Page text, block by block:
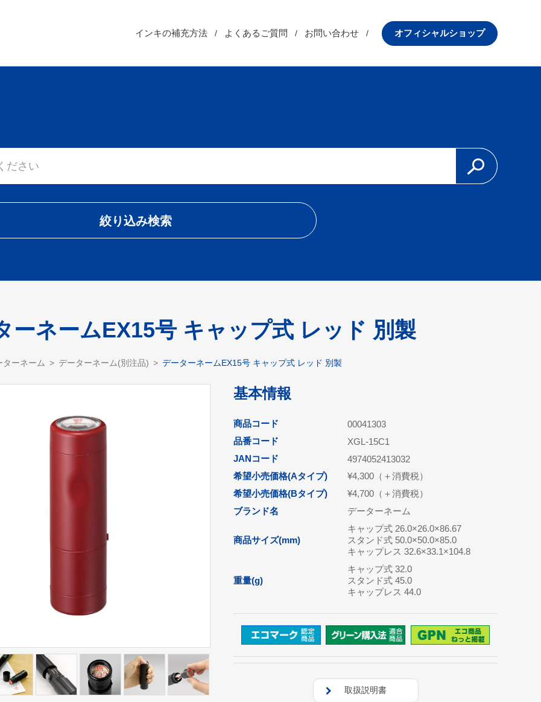
インキの補充方法 よくあるご質問 お問い合わせ オフィシャルショップ
絞り込み検索
ーネームEX15号 キャップ式 レッド 別製
ターネーム データーネーム(別注品) データーネームEX15号 キャップ式 レッド 別製
基本情報
商品コード
00041303
品番コード
XGL-15C1
JANコード
4974052413032
希望小売価格(Aタイプ)
¥4,300（＋消費税）
希望小売価格(Bタイプ)
¥4,700（＋消費税）
ブランド名
データーネーム
商品サイズ(mm)
キャップ式 26.0×26.0×86.67
スタンド式 50.0×50.0×85.0
キャップレス 32.6×33.1×104.8
重量(g)
キャップ式 32.0
スタンド式 45.0
キャップレス 44.0
取扱説明書